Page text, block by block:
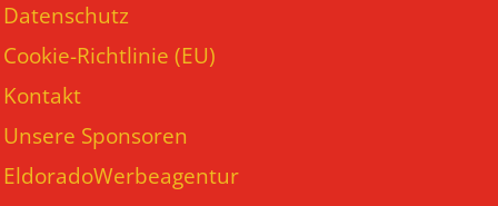
Datenschutz
Cookie-Richtlinie (EU)
Kontakt
Unsere Sponsoren
EldoradoWerbeagentur